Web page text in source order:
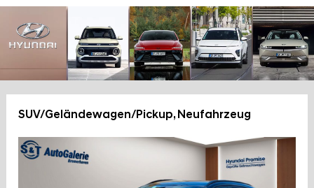
SUV/Geländewagen/Pickup, Neufahrzeug